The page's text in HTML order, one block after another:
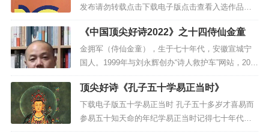
赛诗。果然的口述诗记录真实的生活，情景交...
发布请勿转载点击下载电子版点击查看入选作品十
季总览目录表结 韩德星 爷爷是套牲口的好手给螺子
上鞍子、上脖套、上笼头再架上车装麦子、豆子、
花生、棉花他都会打出漂亮的活结手腕粗壮，灵光
他最后给自己也打了一个结我没能目睹对于一个半
身瘫痪的老人...
《中国顶尖好诗2022》之十四侍仙金童
金拥军（侍仙金童），生于七十年代，安徽宣城宁
国人。1999年与刘永辉创办“诗人救护车”网站，202
0年创建李永毅二十年前提议的“超技巧写作流派”。
著有诗集《心是身山里的庙》、《江南宁国》、
《灵魂杯具诗写伊沙》、《来！怼一个》、《牛哇
伊沙》、《怀揣诗集去要饭》、《意识流·光》、
《侍仙共品》个人诗作精选...
顶尖好诗《孔子五十学易正当时》
下载电子版五十学易正当时 孔子五十多岁才喜易而
参易五十知天命的年纪学易正当时记得七十年代打
倒孔老二小人书里孔子和众弟子的画面历历在目像